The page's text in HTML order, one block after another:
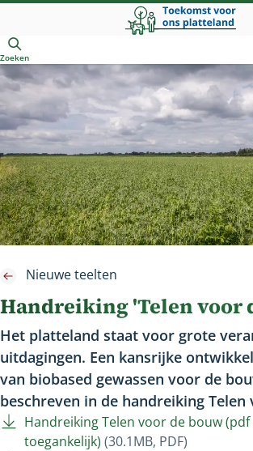
hoofdinhoud
Zoeken
Handreiking 'Telen voor
Nieuwe teelten
Het platteland staat voor grote
uitdagingen. Een kansrijke
van biobased gewassen voor de
beschreven in de handreiking Telen
Handreiking Telen voor de bouw
toegankelijk) (30.1MB, PDF)